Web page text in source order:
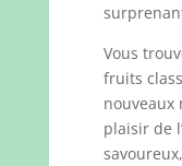
Vous
fruits
nouveaux
plaisir de